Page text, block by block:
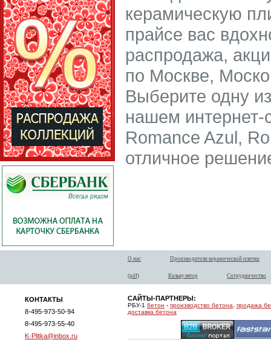
керамическую
прайсе вас
распродажа,
по Москве,
Выберите одну
нашем интернет-
Romance Azul,
отличное
О нас Производители керамической плитки
(pdf) Калькулятор Сотрудничество
КОНТАКТЫ
8-495-973-50-94
8-495-973-55-40
K-Plitka@inbox.ru
САЙТЫ-ПАРТНЕРЫ:
РБУ-1 бетон - производство бетона
продажа
доставка бетона